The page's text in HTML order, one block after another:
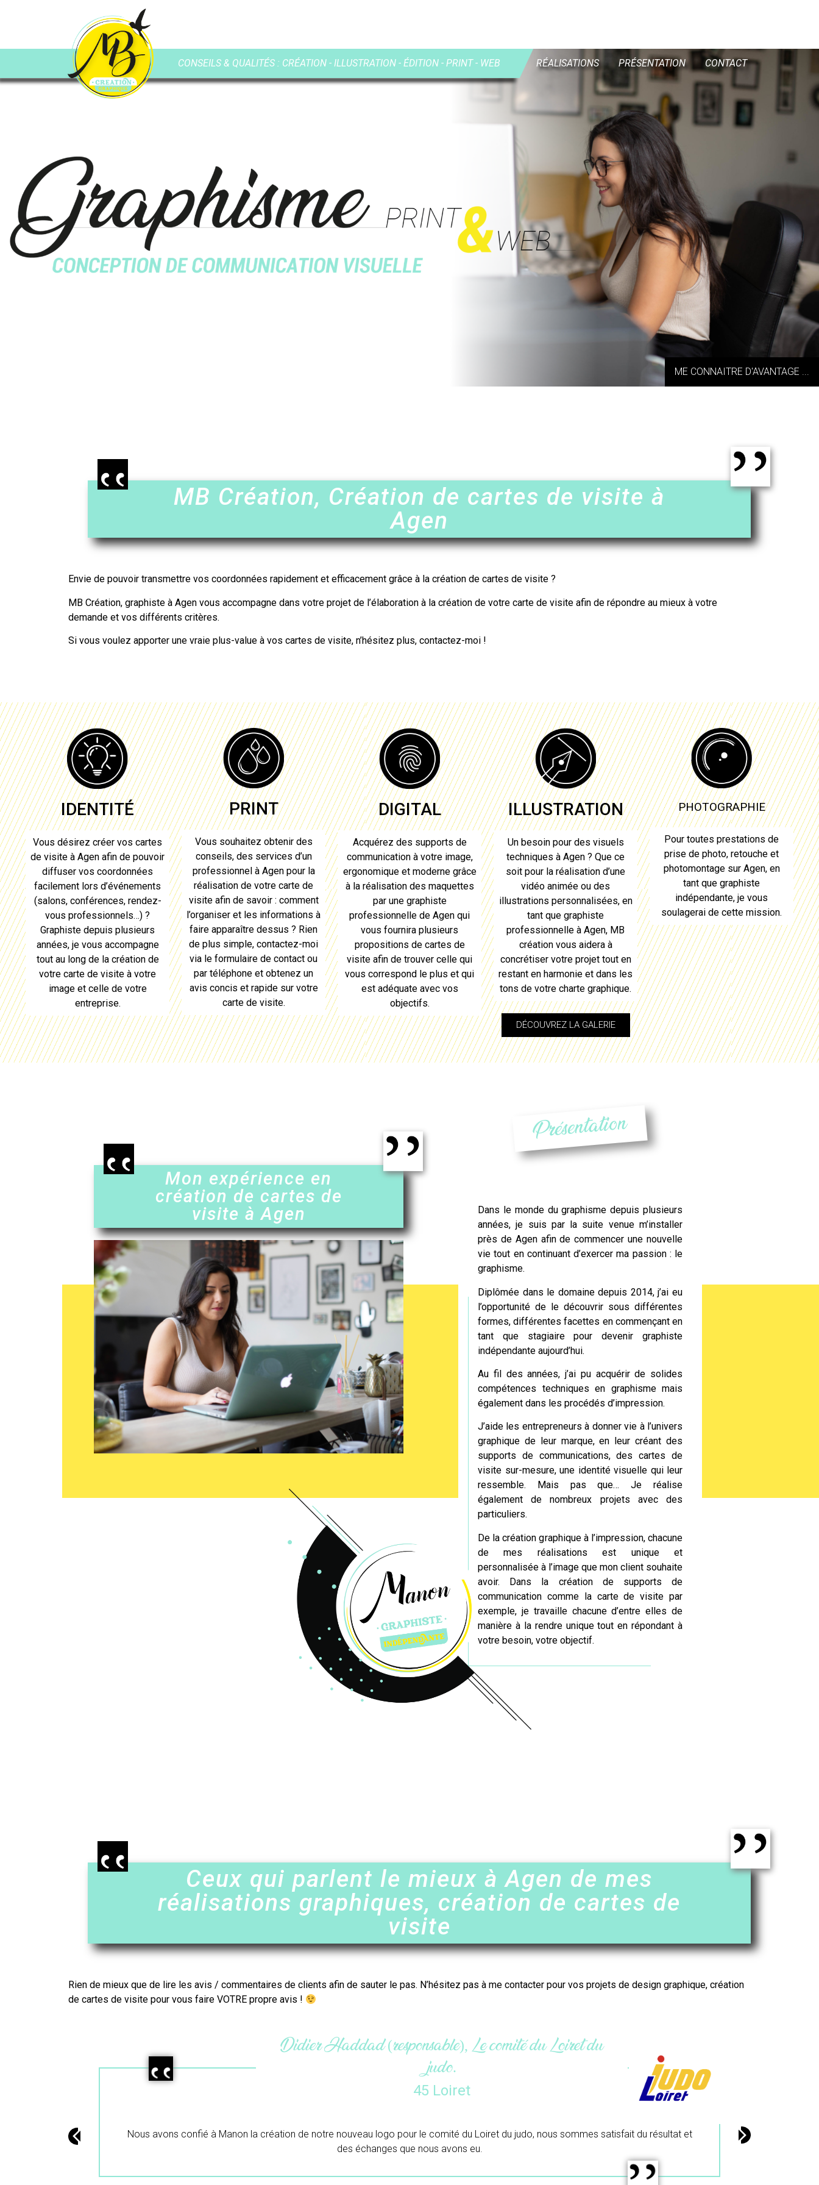
CONSEILS & QUALITÉS : CRÉATION - ILLUSTRATION - ÉDITION - PRINT - WEB RÉALISATIONS PRÉSENTATION CONTACT
ME CONNAITRE D'AVANTAGE ...
MB Création, Création de cartes de visite à
Agen
Envie de pouvoir transmettre vos coordonnées rapidement et efficacement grâce à la création de cartes de visite ?
MB Création, graphiste à Agen vous accompagne dans votre projet de l’élaboration à la création de votre carte de visite afin de répondre au mieux à votre
demande et vos différents critères.
Si vous voulez apporter une vraie plus-value à vos cartes de visite, n’hésitez plus, contactez-moi !
IDENTITÉ
Vous désirez créer vos cartes
de visite à Agen afin de pouvoir
diffuser vos coordonnées
facilement lors d’événements
(salons, conférences, rendez-
vous professionnels…) ?
Graphiste depuis plusieurs
années, je vous accompagne
tout au long de la création de
votre carte de visite à votre
image et celle de votre
entreprise.
PRINT
Vous souhaitez obtenir des
conseils, des services d’un
professionnel à Agenpourla
réalisation de votre carte de
visiteafin de savoir : comment
l’organiser et les informations à
faire apparaître dessus ? Rien
de plus simple, contactez-moi
via le formulaire de contact ou
par téléphone et obtenez un
avis concis et rapide sur votre
carte de visite.
DIGITAL
Acquérez des supports de
communication à votre image,
ergonomique et moderne grâce
à la réalisation des maquettes
par une graphiste
professionnelle de Agen qui
vous fournira plusieurs
propositions de cartes de
visite afin de trouver celle qui
vous correspond le plus et qui
est adéquate avec vos
objectifs.
ILLUSTRATION
Un besoin pour des visuels
techniques à Agen ? Que ce
soit pour la réalisation d’une
vidéo animée ou des
illustrations personnalisées, en
tant que graphiste
professionnelle à Agen, MB
création vous aidera à
concrétiser votre projet tout en
restant en harmonie et dans les
tons de votre charte graphique.
DÉCOUVREZ LA GALERIE
PHOTOGRAPHIE
Pour toutes prestations de
prise de photo, retouche et
photomontage sur Agen, en
tant que graphiste
indépendante, je vous
soulagerai de cette mission.
Mon expérience en
création de cartes de
visite à Agen
Présentation
Dans le monde du graphisme depuis plusieurs
années, je suis par la suite venue m’installer
près de Agenafin de commencer une nouvelle
vie tout en continuant d’exercer ma passion : le
graphisme.
Diplômée dans le domaine depuis 2014, j’ai eu
l’opportunité de le découvrir sous différentes
formes, différentes facettes en commençant en
tant que stagiaire pour devenir graphiste
indépendante aujourd’hui.
Au fil des années, j’ai pu acquérir de solides
compétences techniques en graphisme mais
également dans les procédés d’impression.
J’aide les entrepreneurs à donner vie à l’univers
graphique de leur marque, en leur créant des
supports de communications,des cartes de
visite sur-mesure, une identité visuelle qui leur
ressemble. Mais pas que… Je réalise
également de nombreux projets avec des
particuliers.
De la création graphique à l’impression, chacune
de mes réalisations est unique et
personnalisée à l’image que mon client souhaite
avoir. Dans la création de supports de
communication comme la carte de visite par
exemple, je travaille chacune d’entre elles de
manière à la rendre unique tout en répondant à
votre besoin, votre objectif.
Ceux qui parlent le mieux à Agen de mes
réalisations graphiques, création de cartes de
visite
Rien de mieux que de lire les avis / commentaires de clients afin de sauter le pas. N’hésitez pas à me contacter pour vos projets de design graphique, création
de cartes de visite pour vous faire VOTRE propre avis !
Maëlle (gérante), L’atelier du colibri.
33 Gironde
Merci beaucoup pour ton travail.